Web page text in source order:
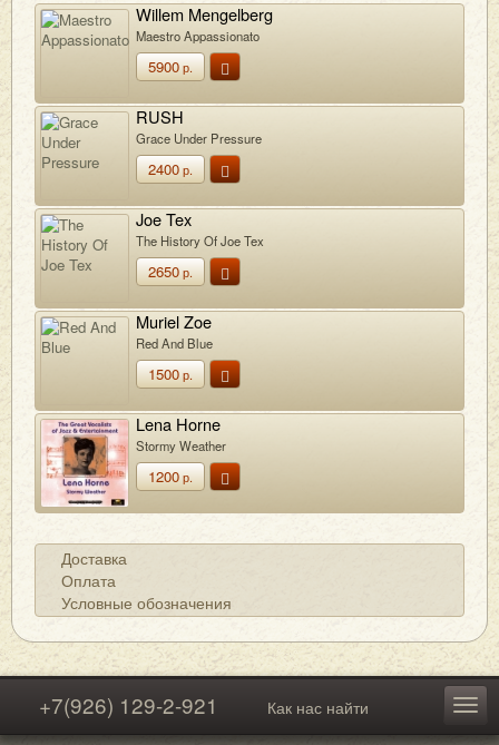
Willem Mengelberg
Maestro Appassionato
5900р.
RUSH
Grace Under Pressure
2400р.
Joe Tex
The History Of Joe Tex
2650р.
Muriel Zoe
Red And Blue
1500р.
Lena Horne
Stormy Weather
1200р.
Доставка
Оплата
Условные обозначения
+7(926) 129-2-921 Как нас найти